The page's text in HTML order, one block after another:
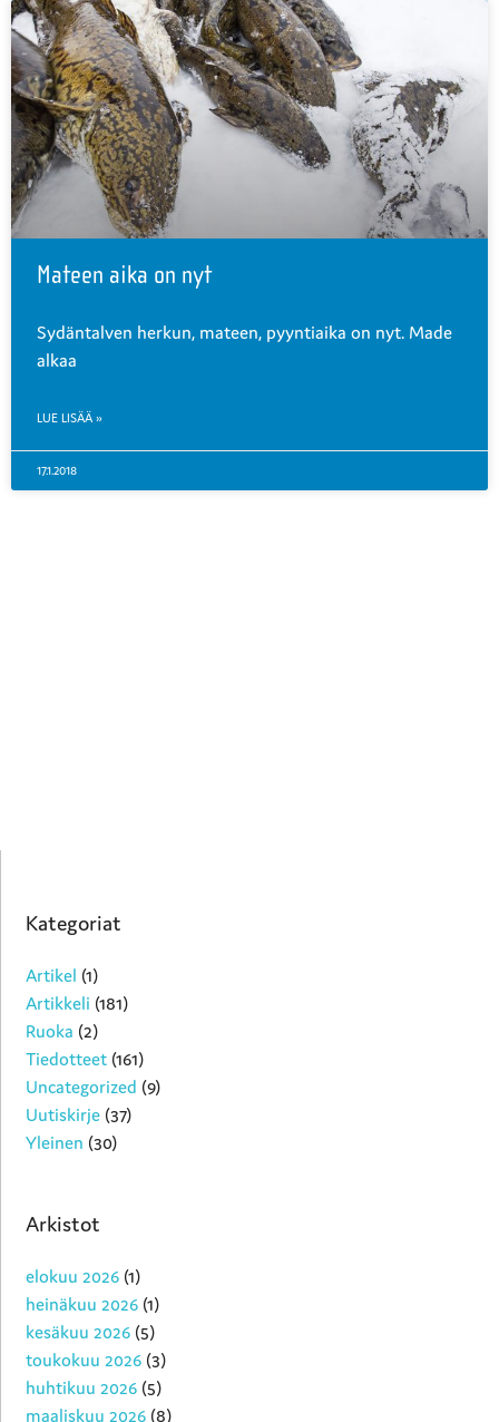
Mateen aika on nyt
Sydäntalven herkun, mateen, pyyntiaika on nyt. Made
alkaa
LUE LISÄÄ »
17.1.2018
Kategoriat
Artikel (1)
Artikkeli (181)
Ruoka (2)
Tiedotteet (161)
Uncategorized (9)
Uutiskirje (37)
Yleinen (30)
Arkistot
elokuu 2026 (1)
heinäkuu 2026 (1)
kesäkuu 2026 (5)
toukokuu 2026 (3)
huhtikuu 2026 (5)
maaliskuu 2026 (8)